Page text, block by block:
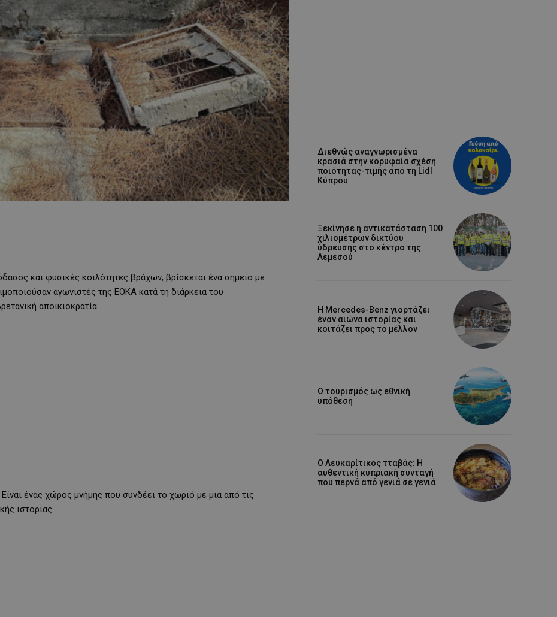
και φυσικές κοιλότητες βράχων, βρίσκεται ένα σημείο με
αγωνιστές της ΕΟΚΑ κατά τη διάρκεια του
αποικιοκρατία.
ένας χώρος μνήμης που συνδέει το χωριό με μια από τις
ιστορίας.
Διεθνώς αναγνωρισμένα
κρασιά στην κορυφαία σχέση
ποιότητας-τιμής από τη Lidl
Κύπρου
Ξεκίνησε η αντικατάσταση 100
χιλιομέτρων δικτύου
ύδρευσης στο κέντρο της
Λεμεσού
Η Mercedes-Benz γιορτάζει
έναν αιώνα ιστορίας και
κοιτάζει προς το μέλλον
Ο τουρισμός ως εθνική
υπόθεση
Ο Λευκαρίτικος τταβάς: Η
αυθεντική κυπριακή συνταγή
που περνά από γενιά σε γενιά